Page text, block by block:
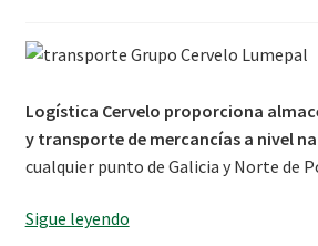
NOTICIAS
CONTACTO
Logística Cervelo proporciona
y transporte de mercancías a nivel
cualquier punto de Galicia y Norte de
Sigue leyendoTransportes